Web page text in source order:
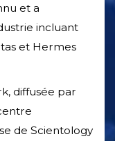
et a
incluant
et Hermes
diffusée par
de Scientology